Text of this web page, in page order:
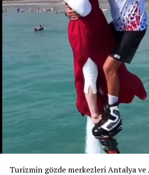
Sosyal medyada binlerce kez izlenen
tarafından „pratik ve gerçekçi bir
yorumlanırken, kimileri tarafından ise
maddiyata dayandıran bir yaklaşım“
eleştirildi.
Turizmin gözde merkezleri Antalya ve